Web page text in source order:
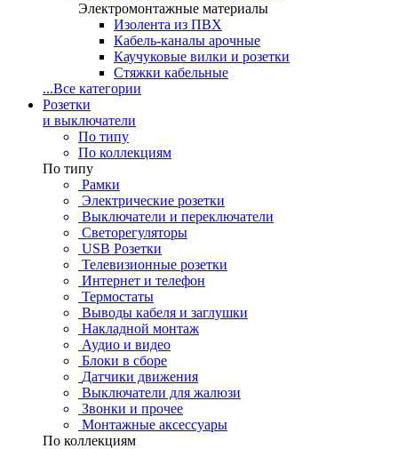
Электромонтажные материалы
Изолента из ПВХ
Кабель-каналы арочные
Каучуковые вилки и розетки
Стяжки кабельные
...Все категории
Розетки
и выключатели
По типу
По коллекциям
По типу
Рамки
Электрические розетки
Выключатели и переключатели
Светорегуляторы
USB Розетки
Телевизионные розетки
Интернет и телефон
Термостаты
Выводы кабеля и заглушки
Накладной монтаж
Аудио и видео
Блоки в сборе
Датчики движения
Выключатели для жалюзи
Звонки и прочее
Монтажные аксессуары
По коллекциям